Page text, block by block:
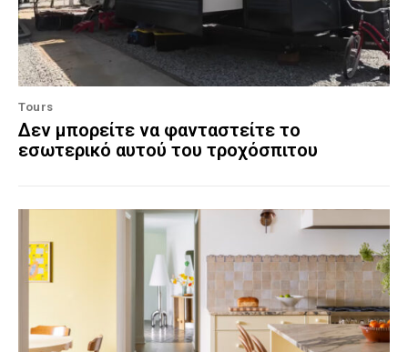
Tours
Δεν μπορείτε να φανταστείτε το
εσωτερικό αυτού του τροχόσπιτου